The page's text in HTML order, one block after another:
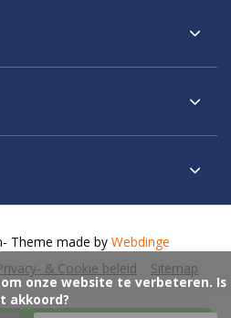
& Cookie beleid Sitemap
- Theme made by Webdinge
akkoord?